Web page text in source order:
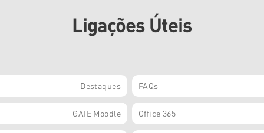
Ligações Úteis
Destaques FAQs
GAIE Moodle Office 365